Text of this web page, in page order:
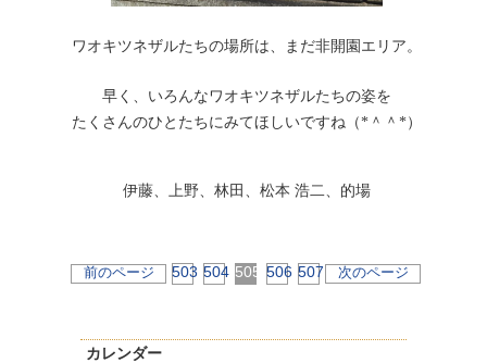
ワオキツネザルたちの場所は、まだ非開園エリア。
早く、いろんなワオキツネザルたちの姿を
たくさんのひとたちにみてほしいですね（*＾＾*）
伊藤、上野、林田、松本 浩二、的場
前のページ 503 504 505 506 507 次のページ
カレンダー